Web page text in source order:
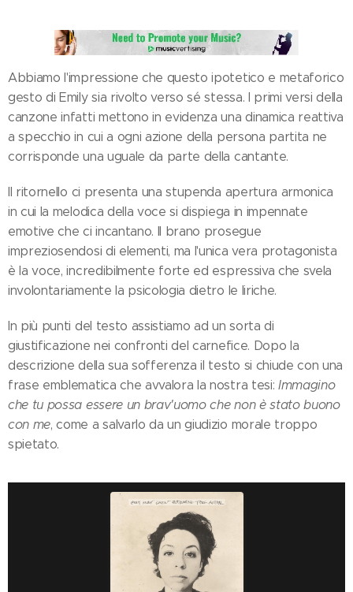
Abbiamo l'impressione che questo ipotetico e metaforico
gesto di Emily sia rivolto verso sé stessa. I primi versi della
canzone infatti mettono in evidenza una dinamica reattiva
a specchio in cui a ogni azione della persona partita ne
corrisponde una uguale da parte della cantante.
Il ritornello ci presenta una stupenda apertura armonica
in cui la melodica della voce si dispiega in impennate
emotive che ci incantano. Il brano prosegue
impreziosendosi di elementi, ma l'unica vera protagonista
è la voce, incredibilmente forte ed espressiva che svela
involontariamente la psicologia dietro le liriche.
In più punti del testo assistiamo ad un sorta di
giustificazione nei confronti del carnefice. Dopo la
descrizione della sua sofferenza il testo si chiude con una
frase emblematica che avvalora la nostra tesi: Immagino
che tu possa essere un brav'uomo che non è stato buono
con me, come a salvarlo da un giudizio morale troppo
spietato.